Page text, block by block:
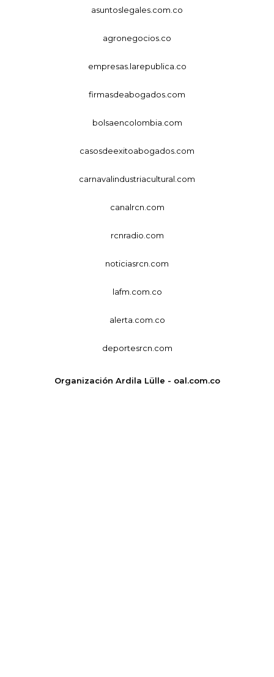
asuntoslegales.com.co
agronegocios.co
empresas.larepublica.co
firmasdeabogados.com
bolsaencolombia.com
casosdeexitoabogados.com
carnavalindustriacultural.com
canalrcn.com
rcnradio.com
noticiasrcn.com
lafm.com.co
alerta.com.co
deportesrcn.com
Organización Ardila Lülle - oal.com.co